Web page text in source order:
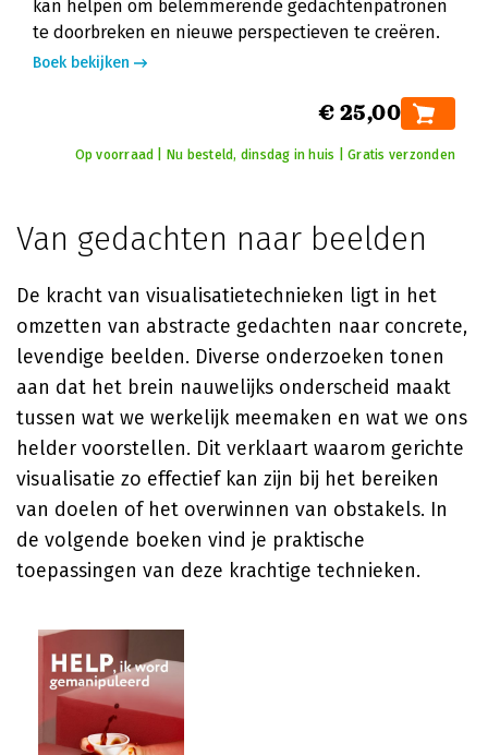
kan helpen om belemmerende gedachtenpatronen
te doorbreken en nieuwe perspectieven te creëren.
Boek bekijken
€ 25,00
Op voorraad | Nu besteld, dinsdag in huis | Gratis verzonden
Van gedachten naar beelden
De kracht van visualisatietechnieken ligt in het
omzetten van abstracte gedachten naar concrete,
levendige beelden. Diverse onderzoeken tonen
aan dat het brein nauwelijks onderscheid maakt
tussen wat we werkelijk meemaken en wat we ons
helder voorstellen. Dit verklaart waarom gerichte
visualisatie zo effectief kan zijn bij het bereiken
van doelen of het overwinnen van obstakels. In
de volgende boeken vind je praktische
toepassingen van deze krachtige technieken.